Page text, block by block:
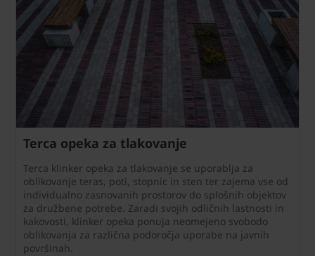
Terca opeka za tlakovanje
Terca klinker opeka za tlakovanje se uporablja za
oblikovanje teras, poti, stopnic in sten ter zajema vse od
individualno zasnovanih prostorov do splošnih objektov
za družbene potrebe. Zaradi svojih odličnih lastnosti in
kakovosti, klinker opeka ponuja neomejeno svobodo
oblikovanja za različna podoročja uporabe na javnih
površinah.